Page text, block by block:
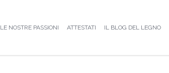
LE NOSTRE PASSIONI ATTESTATI IL BLOG DEL LEGNO